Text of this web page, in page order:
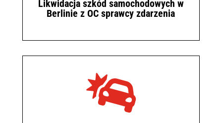
Likwidacja szkód samochodowych w
Berlinie z OC sprawcy zdarzenia
